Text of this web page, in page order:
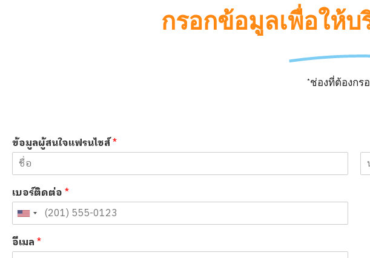
กรอกข้อมูลเพื่อให้
*ช่องที่ต้องกร
ข้อมูลผู้สนใจแฟรนไชส์*
เบอร์ติดต่อ*
อีเมล*